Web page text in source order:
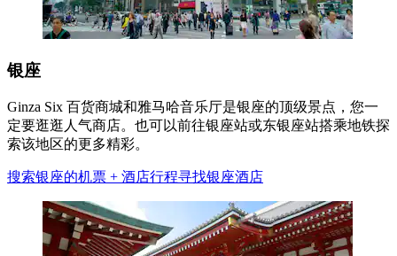
银座
Ginza Six 百货商城和雅马哈音乐厅是银座的顶级景点，您一
定要逛逛人气商店。也可以前往银座站或东银座站搭乘地铁探
索该地区的更多精彩。
搜索银座的机票 + 酒店行程寻找银座酒店